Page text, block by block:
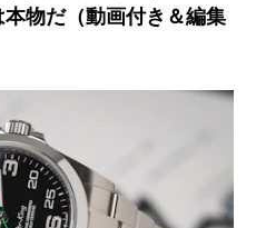
物だ（動画付き＆編集